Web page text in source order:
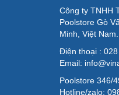
Công ty TNHH
Poolstore Gò
Minh, Việt Nam.
Điện thoại :
Email:
Poolstore 346/
Hotline/zalo: